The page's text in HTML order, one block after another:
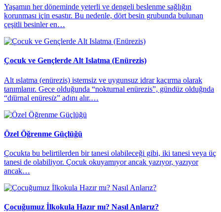
Yaşamın her döneminde yeterli ve dengeli beslenme sağlığın
korunması için esastır. Bu nedenle, dört besin grubunda bulunan
çeşitli besinler en…
Çocuk ve Gençlerde Alt Islatma (Enürezis)
Alt ıslatma (enürezis) istemsiz ve uygunsuz idrar kaçırma olarak
tanımlanır. Gece olduğunda “nokturnal enürezis”, gündüz olduğnda
“dı̇ürnal enüresı̇z” adını alır.…
Özel Öğrenme Güçlüğü
Çocukta bu belirtilerden bir tanesi olabileceği gibi, iki tanesi veya üç
tanesi de olabiliyor. Çocuk okuyamıyor ancak yazıyor, yazıyor
ancak…
Çocuğumuz İlkokula Hazır mı? Nasıl Anlarız?